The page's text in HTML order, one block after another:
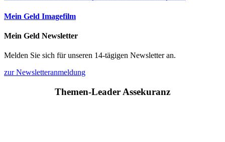
Mein Geld Imagefilm
Mein Geld Newsletter
Melden Sie sich für unseren 14-tägigen Newsletter an.
zur Newsletteranmeldung
Themen-Leader Assekuranz